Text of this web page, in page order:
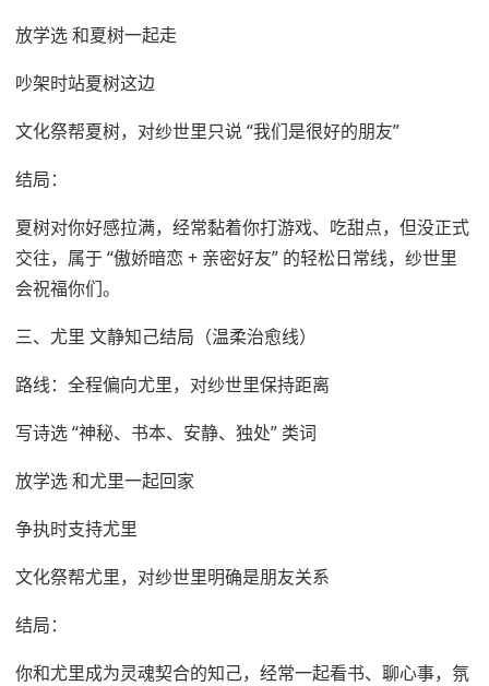
放学选 和夏树一起走
吵架时站夏树这边
文化祭帮夏树，对纱世里只说 “我们是很好的朋友”
结局：
夏树对你好感拉满，经常黏着你打游戏、吃甜点，但没正式
交往，属于 “傲娇暗恋 + 亲密好友” 的轻松日常线，纱世里
会祝福你们。
三、尤里 文静知己结局（温柔治愈线）
路线：全程偏向尤里，对纱世里保持距离
写诗选 “神秘、书本、安静、独处” 类词
放学选 和尤里一起回家
争执时支持尤里
文化祭帮尤里，对纱世里明确是朋友关系
结局：
你和尤里成为灵魂契合的知己，经常一起看书、聊心事，氛